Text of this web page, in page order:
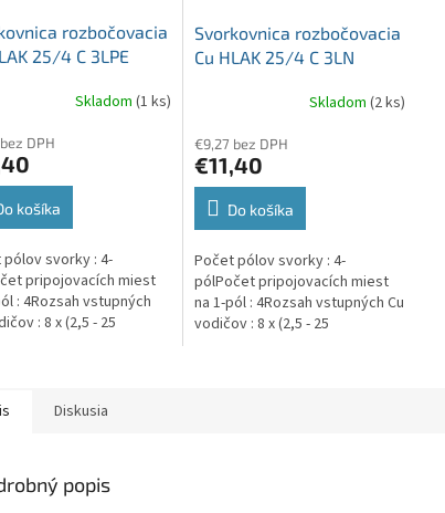
rozbočovacia
25/4 C 3LPE
2x25mm2 plus
Skladom (1 ks)
DPH
košíka
svorky : 4-
pripojovacích miest
: 4Rozsah vstupných
: 8 x (2,5 - 25
Svorkovnica rozbočovacia
Cu HLAK 25/4 C 3LN
4 x vstup 2x25mm2 plus
Skladom (2 ks)
€9,27 bez DPH
€11,40
Do košíka
Počet pólov svorky : 4-
pólPočet pripojovacích miest
na 1-pól : 4Rozsah vstupných Cu
vodičov : 8 x (2,5 - 25
Diskusia
popis